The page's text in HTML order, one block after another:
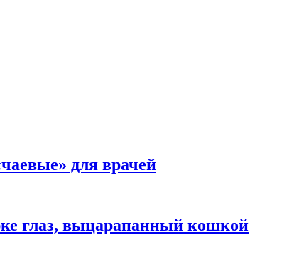
для врачей
глаз, выцарапанный кошкой